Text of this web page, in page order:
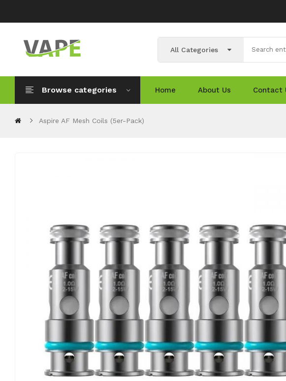
All Categories
Browse categories Home About Us Contact
Aspire AF Mesh Coils (5er-Pack)